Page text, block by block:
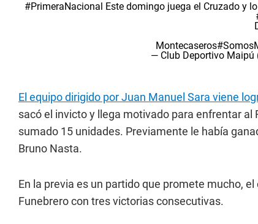
#PrimeraNacional Este domingo juega el Cruzado y
Montecaseros
— Club Deportivo Maipú
El equipo dirigido por Juan Manuel Sara viene
sacó el invicto y llega motivado para enfrentar
sumado 15 unidades. Previamente le había
Bruno Nasta.
En la previa es un partido que promete mucho,
Funebrero con tres victorias consecutivas.